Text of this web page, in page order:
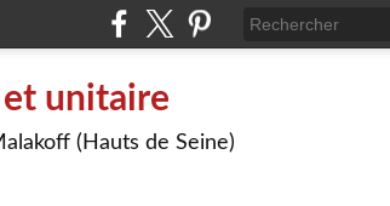
unitaire
(Hauts de Seine)